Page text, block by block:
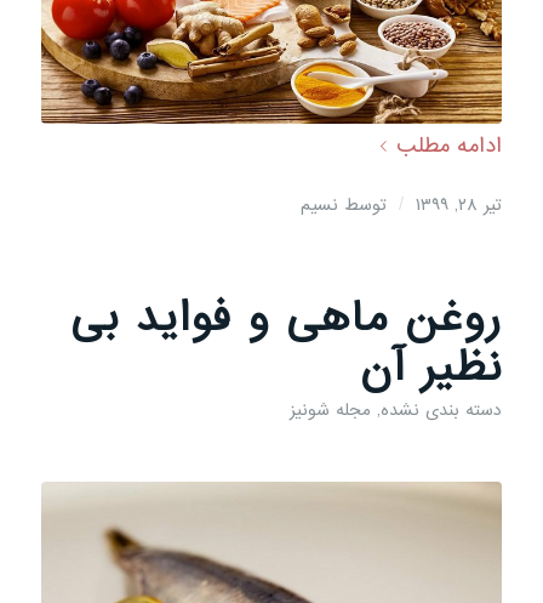
ادامه مطلب
تیر ۲۸, ۱۳۹۹ / توسط نسیم
روغن ماهی و فواید بی
نظیر آن
دسته بندی نشده, مجله شونیز